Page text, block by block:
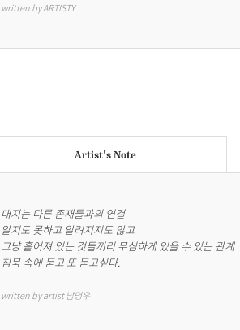
written by ARTISTY
Artist's Note
대지는 다른 존재들과의 연결
알지도 못하고 알려지지도 않고
그냥 흩어져 있는 것들끼리 무심하게 있을 수 있는 관계
침묵 속에 묻고 또 묻고싶다.
written by artist 남명우